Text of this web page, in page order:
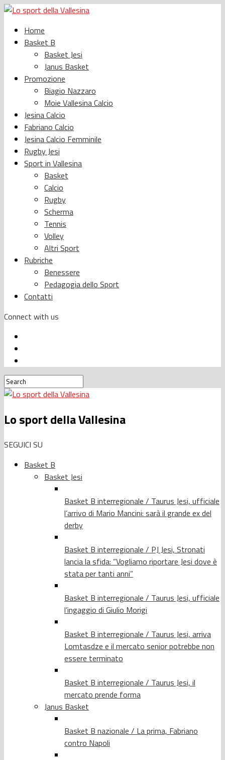
Home
Basket B
Basket Jesi
Janus Basket
Promozione
Biagio Nazzaro
Moie Vallesina Calcio
Jesina Calcio
Fabriano Calcio
Jesina Calcio Femminile
Rugby Jesi
Sport in Vallesina
Basket
Calcio
Rugby
Scherma
Tennis
Volley
Altri Sport
Rubriche
Benessere
Pedagogia dello Sport
Contatti
Connect with us
Lo sport della Vallesina
SEGUICI SU
Basket B
Basket Jesi
Basket B interregionale / Taurus Jesi, ufficiale
l’arrivo di Mario Mancini: sarà il grande ex del
derby
Basket B interregionale / PJ Jesi, Stronati
lancia la sfida: “Vogliamo riportare Jesi dove è
stata per tanti anni”
Basket B interregionale / Taurus Jesi, ufficiale
l’ingaggio di Giulio Morigi
Basket B interregionale / Taurus Jesi, arriva
Lomtasdze e il mercato senior potrebbe non
essere terminato
Basket B interregionale / Taurus Jesi, il
mercato prende forma
Janus Basket
Basket B nazionale / La prima, Fabriano
contro Napoli